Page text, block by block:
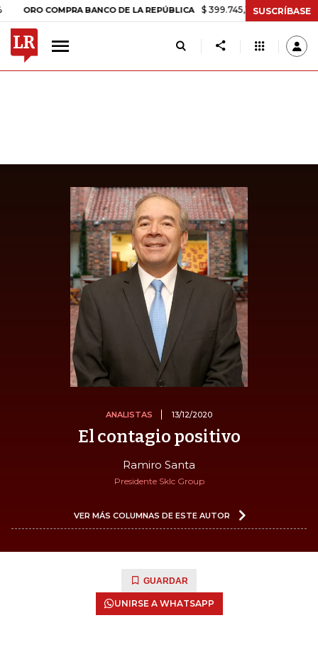
COMPRA BANCO DE LA REPÚBLICA $ 399.745,16 +$ 2.295,71 +0,58%
SUSCRÍBASE
ANALISTAS 13/12/2020
El contagio positivo
Ramiro Santa
Presidente Sklc Group
VER MÁS COLUMNAS DE ESTE AUTOR
GUARDAR
UNIRSE A WHATSAPP